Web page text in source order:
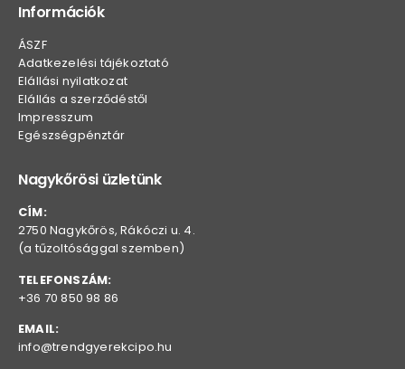
Információk
ÁSZF
Adatkezelési tájékoztató
Elállási nyilatkozat
Elállás a szerződéstől
Impresszum
Egészségpénztár
Nagykőrösi üzletünk
CÍM:
2750 Nagykőrös, Rákóczi u. 4.
(a tűzoltósággal szemben)
TELEFONSZÁM:
+36 70 850 98 86
EMAIL:
info@trendgyerekcipo.hu